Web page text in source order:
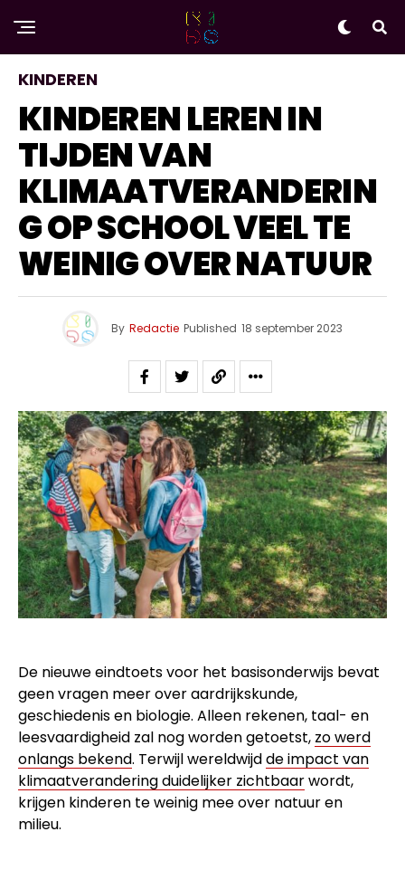
KINDEREN
KINDEREN LEREN IN
TIJDEN VAN
KLIMAATVERANDERIN
G OP SCHOOL VEEL TE
WEINIG OVER NATUUR
By Redactie Published 18 september 2023
De nieuwe eindtoets voor het basisonderwijs bevat
geen vragen meer over aardrijkskunde,
geschiedenis en biologie. Alleen rekenen, taal- en
leesvaardigheid zal nog worden getoetst, zo werd
onlangs bekend. Terwijl wereldwijdde impact van
klimaatverandering duidelijker zichtbaarwordt,
krijgen kinderen te weinig mee over natuur en
milieu.